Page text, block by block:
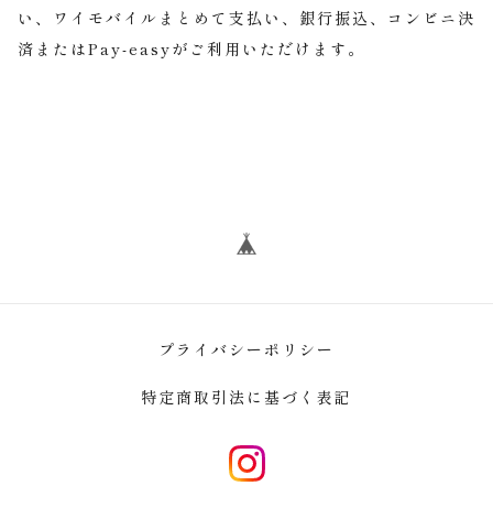
い、ワイモバイルまとめて支払い、銀行振込、コンビニ決
済またはPay-easyがご利用いただけます。
プライバシーポリシー
特定商取引法に基づく表記